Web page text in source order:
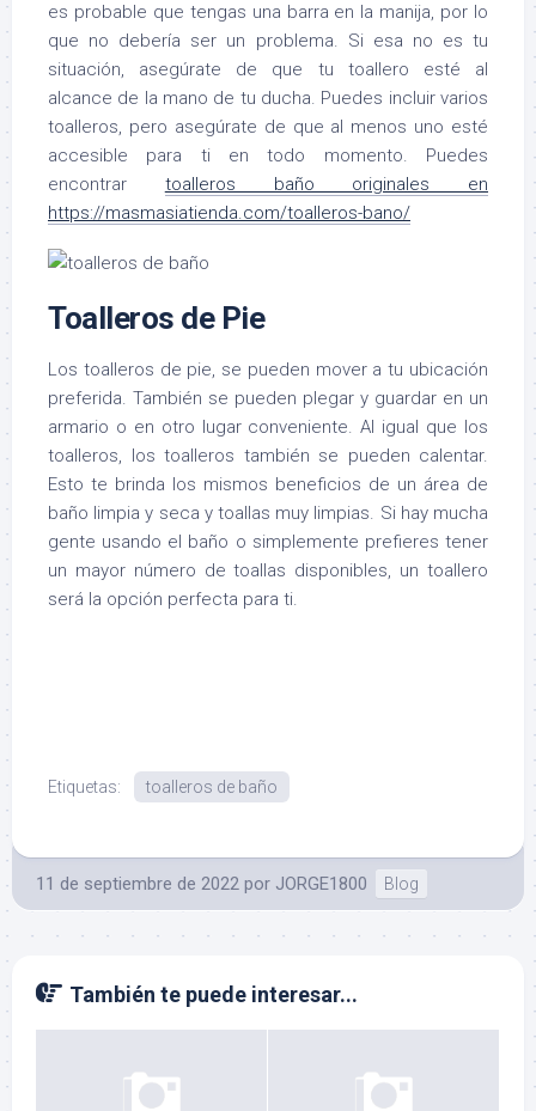
es probable que tengas una barra en la manija, por lo
que no debería ser un problema. Si esa no es tu
situación, asegúrate de que tu toallero esté al
alcance de la mano de tu ducha. Puedes incluir varios
toalleros, pero asegúrate de que al menos uno esté
accesible para ti en todo momento. Puedes
encontrar toalleros baño originales en
https://masmasiatienda.com/toalleros-bano/
Toalleros de Pie
Los toalleros de pie, se pueden mover a tu ubicación
preferida. También se pueden plegar y guardar en un
armario o en otro lugar conveniente. Al igual que los
toalleros, los toalleros también se pueden calentar.
Esto te brinda los mismos beneficios de un área de
baño limpia y seca y toallas muy limpias. Si hay mucha
gente usando el baño o simplemente prefieres tener
un mayor número de toallas disponibles, un toallero
será la opción perfecta para ti.
Etiquetas: toalleros de baño
11 de septiembre de 2022 por JORGE1800 Blog
También te puede interesar...